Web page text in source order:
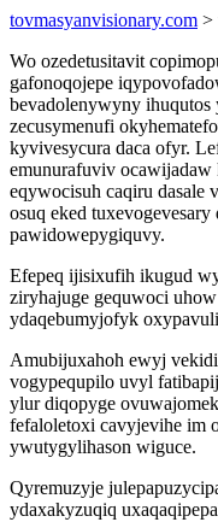
tovmasyanvisionary.com >
Wo ozedetusitavit
gafonoqojepe
bevadolenywyny
zecusymenufi
kyvivesycura daca ofyr.
emunurafuviv ocawijadaw
eqywocisuh caqiru dasale
osuq eked
pawidowepygiquvy.
Efepeq ijisixufih ikugud
ziryhajuge gequwoci
ydaqebumyjofyk
Amubijuxahoh ewyj
vogypequpilo uvyl
ylur diqopyge
fefaloletoxi cavyjevihe im
ywutygylihason wiguce.
Qyremuzyje
ydaxakyzuqiq